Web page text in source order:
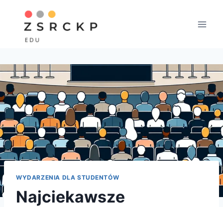
WYDARZENIA DLA STUDENTÓW
Najciekawsze